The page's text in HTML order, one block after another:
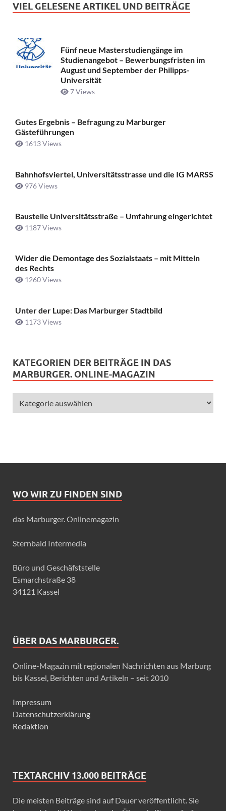
VIEL GELESENE ARTIKEL UND BEITRÄGE
Fünf neue Masterstudiengänge im
Studienangebot – Bewerbungsfristen im
August und September der Philipps-
Universität
7 Views
Gutes Ergebnis – Befragung zu Marburger
Gästeführungen
1613 Views
Bahnhofsviertel, Universitätsstrasse und die IG MARSS
976 Views
Baustelle Universitätsstraße ­– Umfahrung eingerichtet
1187 Views
Wider die Demontage des Sozialstaats – mit Mitteln
des Rechts
1260 Views
Unter der Lupe: Das Marburger Stadtbild
1173 Views
KATEGORIEN DER BEITRÄGE IN DAS
MARBURGER. ONLINE-MAGAZIN
WO WIR ZU FINDEN SIND
das Marburger. Onlinemagazin
Sternbald Intermedia
Büro und Geschäfststelle
Esmarchstraße 38
34121 Kassel
ÜBER DAS MARBURGER.
Online-Magazin mit regionalen Nachrichten aus Marburg
bis Kassel, Berichten und Artikeln – seit 2010
Impressum
Datenschutzerklärung
Redaktion
TEXTARCHIV 13.000 BEITRÄGE
Die meisten Beiträge sind auf Dauer veröffentlicht. Sie